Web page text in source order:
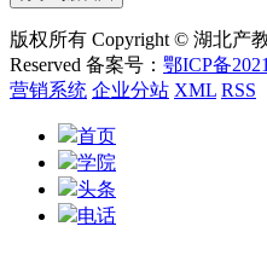
版权所有 Copyright © 湖北产
Reserved 备案号： 鄂ICP备
营销系统 企业分站 XML RSS
首页
学院
头条
电话